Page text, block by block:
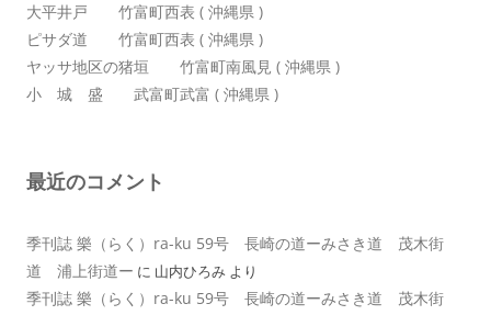
大平井戸 竹富町西表 ( 沖縄県 )
ピサダ道 竹富町西表 ( 沖縄県 )
ヤッサ地区の猪垣 竹富町南風見 ( 沖縄県 )
小 城 盛 武富町武富 ( 沖縄県 )
最近のコメント
季刊誌 樂（らく）ra-ku 59号 長崎の道ーみさき道 茂木街
道 浦上街道ー に 山内ひろみ より
季刊誌 樂（らく）ra-ku 59号 長崎の道ーみさき道 茂木街